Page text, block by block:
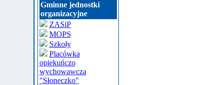
Gminne jednostki
organizacyjne
ZASiP
MOPS
Szkoły
Placówka
opiekuńczo
wychowawcza
"Słoneczko"